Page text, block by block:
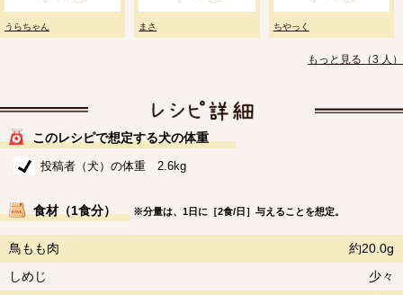
うらちゃん まさ ちやっく
もっと見る（3 人）
このレシピで想定する犬の体重
投稿者（犬）の体重 2.6kg
食材（1食分） ※分量は、1日に［2食/日］与えることを想定。
鳥もも肉
約20.0g
しめじ
少々